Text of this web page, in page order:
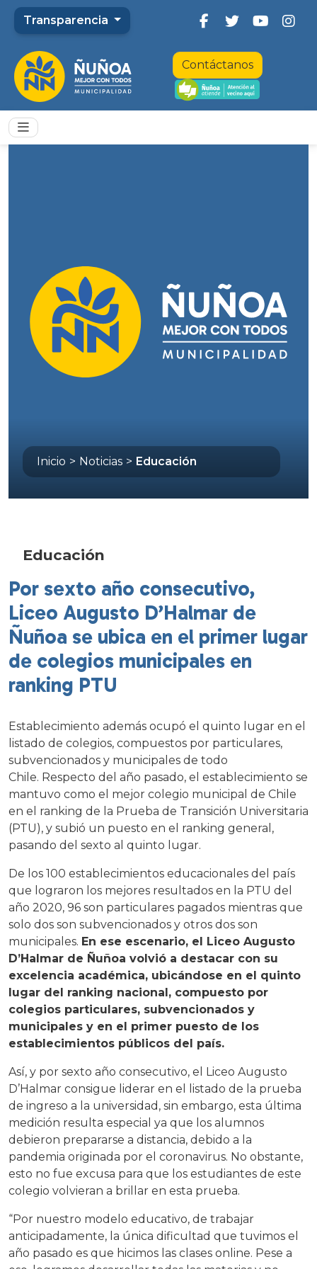
Transparencia
Contáctanos
Inicio > Noticias > Educación
Educación
Por sexto año consecutivo,
Liceo Augusto D’Halmar de
Ñuñoa se ubica en el primer lugar
de colegios municipales en
ranking PTU
Establecimiento además ocupó el quinto lugar en el
listado de colegios, compuestos por particulares,
subvencionados y municipales de todo
Chile. Respecto del año pasado, el establecimiento se
mantuvo como el mejor colegio municipal de Chile
en el ranking de la Prueba de Transición Universitaria
(PTU), y subió un puesto en el ranking general,
pasando del sexto al quinto lugar.
De los 100 establecimientos educacionales del país
que lograron los mejores resultados en la PTU del
año 2020, 96 son particulares pagados mientras que
solo dos son subvencionados y otros dos son
municipales. En ese escenario, el Liceo Augusto
D’Halmar de Ñuñoa volvió a destacar con su
excelencia académica, ubicándose en el quinto
lugar del ranking nacional, compuesto por
colegios particulares, subvencionados y
municipales y en el primer puesto de los
establecimientos públicos del país.
Así, y por sexto año consecutivo, el Liceo Augusto
D’Halmar consigue liderar en el listado de la prueba
de ingreso a la universidad, sin embargo, esta última
medición resulta especial ya que los alumnos
debieron prepararse a distancia, debido a la
pandemia originada por el coronavirus. No obstante,
esto no fue excusa para que los estudiantes de este
colegio volvieran a brillar en esta prueba.
“Por nuestro modelo educativo, de trabajar
anticipadamente, la única dificultad que tuvimos el
año pasado es que hicimos las clases online. Pese a